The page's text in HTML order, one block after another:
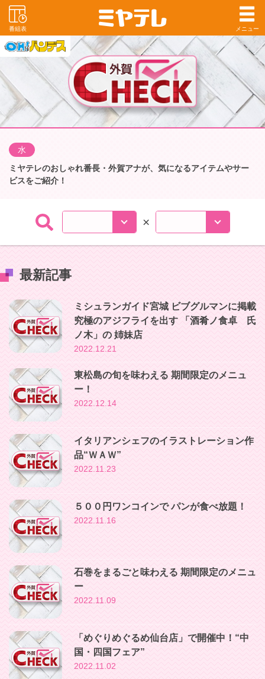
番組表 メニュー
水
ミヤテレのおしゃれ番長・外賀アナが、気になるアイテムやサー
ビスをご紹介！
×
最新記事
ミシュランガイド宮城 ビブグルマンに掲載
究極のアジフライを出す 「酒肴ノ食卓 氏
ノ木」の 姉妹店
2022.12.21
東松島の旬を味わえる 期間限定のメニュ
ー！
2022.12.14
イタリアンシェフのイラストレーション作
品“ＷＡＷ”
2022.11.23
５００円ワンコインで パンが食べ放題！
2022.11.16
石巻をまるごと味わえる 期間限定のメニュ
ー
2022.11.09
「めぐりめぐるめ仙台店」で開催中！“中
国・四国フェア”
2022.11.02